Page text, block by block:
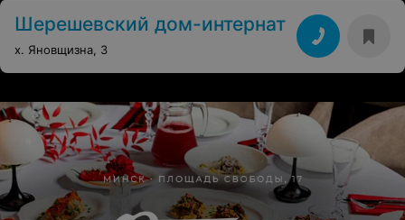
Шерешевский дом-интернат
х. Яновщизна, 3